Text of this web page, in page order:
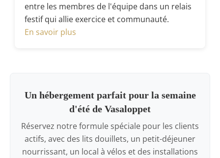
entre les membres de l'équipe dans un relais
festif qui allie exercice et communauté.
En savoir plus
Un hébergement parfait pour la semaine
d'été de Vasaloppet
Réservez notre formule spéciale pour les clients
actifs, avec des lits douillets, un petit-déjeuner
nourrissant, un local à vélos et des installations